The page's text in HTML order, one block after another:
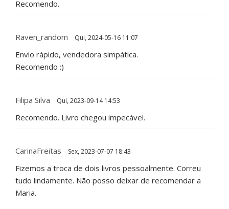
Recomendo.
Raven_random Qui, 2024-05-16 11:07
Envio rápido, vendedora simpática.
Recomendo :)
Filipa Silva Qui, 2023-09-14 14:53
Recomendo. Livro chegou impecável.
CarinaFreitas Sex, 2023-07-07 18:43
Fizemos a troca de dois livros pessoalmente. Correu
tudo lindamente. Não posso deixar de recomendar a
Maria.